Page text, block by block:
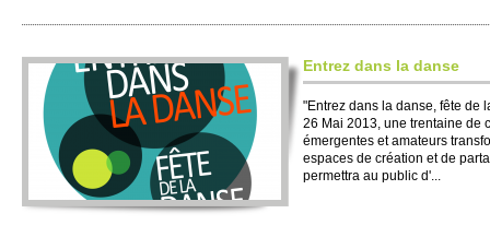
En­trez dans la danse
"En­trez dans la danse, fête de
26 Mai 2013, une trentaine de
émergentes et amate­urs
espaces de création et de
permet­tra au public d'...